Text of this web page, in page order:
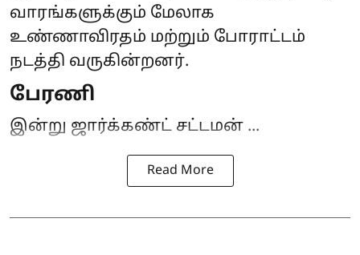
வாரங்களுக்கும் மேலாக
உண்ணாவிரதம் மற்றும் போராட்டம்
நடத்தி வருகின்றனர்.
பேரணி
இன்று ஜார்க்கண்ட் சட்டமன் ...
Read More